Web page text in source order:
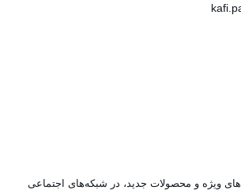
ویژه و محصولات جدید، در شبکه‌های اجتماعی